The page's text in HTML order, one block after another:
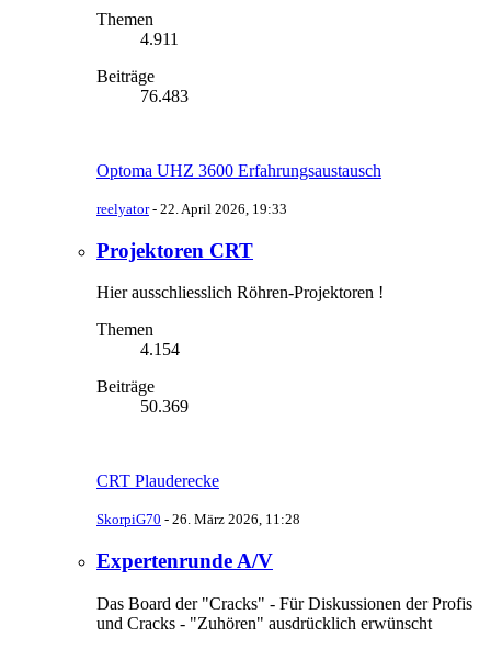
Themen
4.911
Beiträge
76.483
Optoma UHZ 3600 Erfahrungsaustausch
reelyator- 22. April 2026, 19:33
Projektoren CRT
Hier ausschliesslich Röhren-Projektoren !
Themen
4.154
Beiträge
50.369
CRT Plauderecke
SkorpiG70 - 26. März 2026, 11:28
Expertenrunde A/V
Das Board der "Cracks" - Für Diskussionen der Profis
und Cracks - "Zuhören" ausdrücklich erwünscht